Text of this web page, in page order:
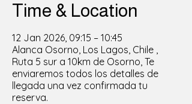
Time & Location
12 Jan 2026, 09:15 – 10:45
Alanca Osorno, Los Lagos, Chile ,
Ruta 5 sur a 10km de Osorno, Te
enviaremos todos los detalles de
llegada una vez confirmada tu
reserva.